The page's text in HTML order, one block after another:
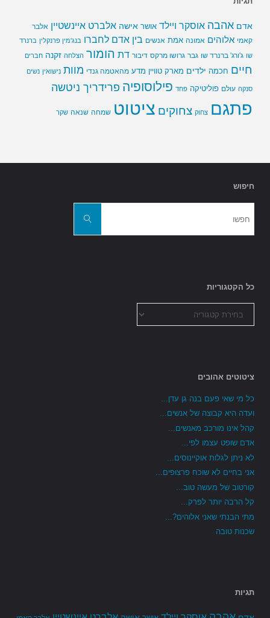
אדם אהבה אוסקר ויילד אושר אישה אלברט איינשטיין אלבר
קאמי אלוהים אמונה אמת אנשים בין אדם לחברו בנג'מין פרנקלין ברנרד
שו ג'ורג' ברנרד שו גבר גרושו מרקס דיבור דת הומור הצלחה זקנה חברים
חיים חכמה ילדים מארק טוויין מדע מהאטמה גנדי מוות נישואין נשים
סנקה עולם פוליטיקה פחד פילוסופיה פרידריך ניטשה
פתגם צחוק צחוקים ציטוט שמחה שנאה שקר
חיפוש
חפשו
כל הקטגוריות
הקטגוריות
ציטוטים אהובים
כל מי שאי פעם בנה גן עדן...
ועדה היא קבוצה של אנשים...
קהל אינו מורכב מאנשים...
אדם שופט עצמו לפי...
לא ניתן לגלות אוקיינוסים...
אני בחיים לא שוכח פרצופים...
קורטוב של מעשה טוב...
קל הרבה יותר לפרק...
מתי הבנתי שאני אלוהים?...
שכנות טובה
תגיות